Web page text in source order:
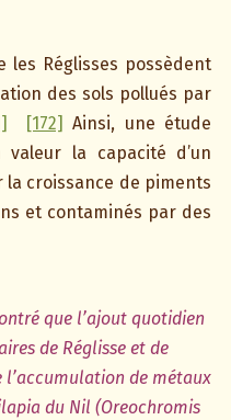
les Réglisses possèdent
des sols pollués par
[172] Ainsi, une étude
la capacité d’un
croissance de piments
et contaminés par des
que l’ajout quotidien
de Réglisse et de
l’accumulation de métaux
du Nil (Oreochromis